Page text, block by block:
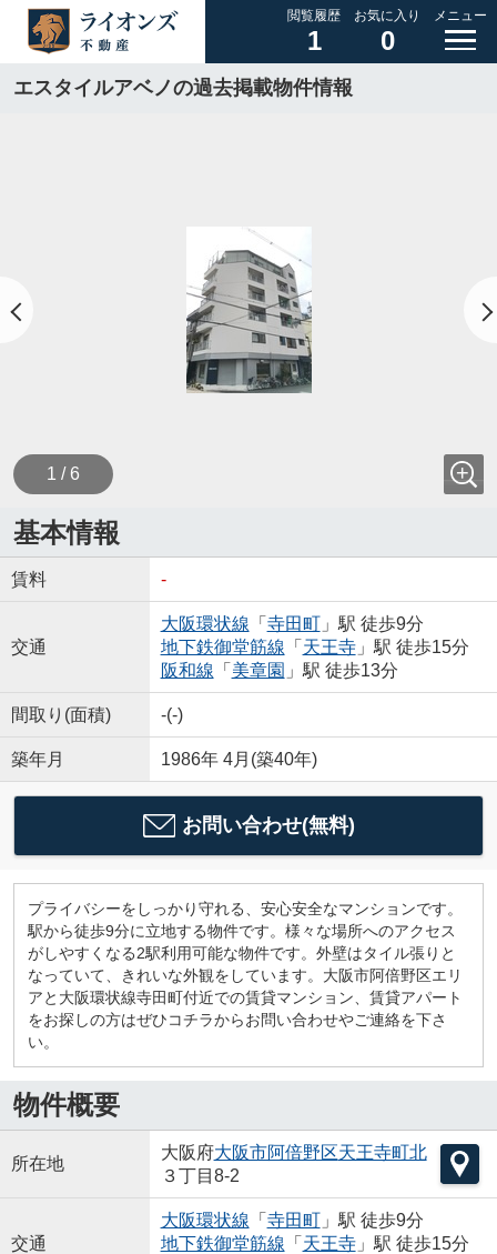
閲覧履歴
1
お気に入り
0
メニュー
エスタイルアベノの過去掲載物件情報
1 / 6
基本情報
賃料 -
交通
大阪環状線 「 寺田町」駅 徒歩9分
地下鉄御堂筋線 「 天王寺」駅 徒歩15分
阪和線 「 美章園 」駅 徒歩13分
間取り(面積) -(-)
築年月 1986年 4月(築40年)
お問い合わせ(無料)
プライバシーをしっかり守れる、安心安全なマンションです。
駅から徒歩9分に立地する物件です。様々な場所へのアクセス
がしやすくなる2駅利用可能な物件です。外壁はタイル張りと
なっていて、きれいな外観をしています。大阪市阿倍野区エリ
アと大阪環状線寺田町付近での賃貸マンション、賃貸アパート
をお探しの方はぜひコチラからお問い合わせやご連絡を下さ
い。
物件概要
所在地
大阪府大阪市阿倍野区天王寺町北
３丁目8-2
交通
大阪環状線 「 寺田町」駅 徒歩9分
地下鉄御堂筋線 「 天王寺」駅 徒歩15分